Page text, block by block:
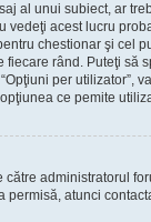
al unui subiect, ar
acest lucru
chestionar şi cel
rând. Puteţi să
per utilizator”,
ce pemite
administratorul
atunci